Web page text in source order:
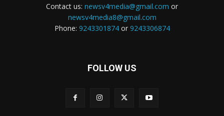
Contact us: newsv4media@gmail.com or
newsv4media8@gmail.com
Phone: 9243301874or 9243306874
FOLLOW US